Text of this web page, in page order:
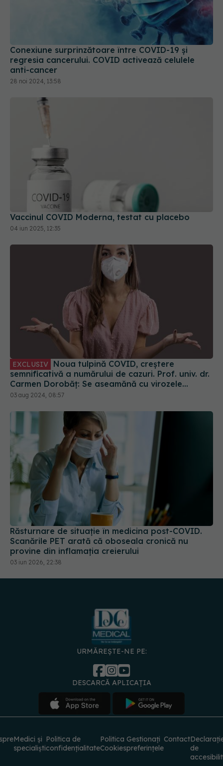
Conexiune surprinzătoare între COVID-19 și
regresia cancerului. COVID activează celulele
anti-cancer
28 noi 2024, 13:58
Vaccinul COVID Moderna, testat cu placebo
04 iun 2025, 12:35
semnificativă a numărului de cazuri. Prof. univ. dr.
Carmen Dorobăț: Se aseamănă cu virozele
respiratorii. Nu necesită tratament simptomatic
03 aug 2024, 08:57
Răsturnare de situație în medicina post-COVID.
Scanările PET arată că oboseala cronică nu
provine din inflamația creierului
03 iun 2026, 22:38
URMĂREȘTE-NE PE:
DESCARCĂ APLICAȚIA
Medici și Politica de
Politica Gestionați Contact